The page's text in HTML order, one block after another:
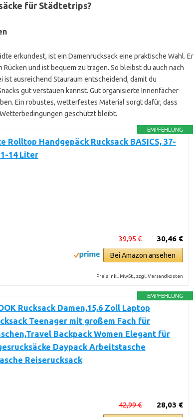
für Städtetrips?
erkundest, ist ein Damenrucksack eine praktische Wahl. Er
und ist bequem zu tragen. So bleibst du auch nach
ausreichend Stauraum entscheidend, damit du
gut verstauen kannst. Gut organisierte Innenfächer
Ein robustes, wetterfestes Material sorgt dafür, dass
geschützt bleibt.
EMPFEHLUNG
Rolltop Handgepäck Rucksack BASICS, 37-
14 Liter
30,46 €
39,95 €
Bei Amazon ansehen
Preis inkl. MwSt., zzgl. Versandkosten
EMPFEHLUNG
Rucksack Damen,15,6 Zoll Laptop
Teenager mit großem Fach für
Backpack Women Elegant für
Daypack Arbeitstasche
Reiserucksack
28,03 €
42,99 €